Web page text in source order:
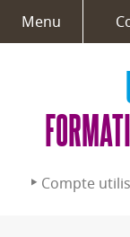
Menu
Compte